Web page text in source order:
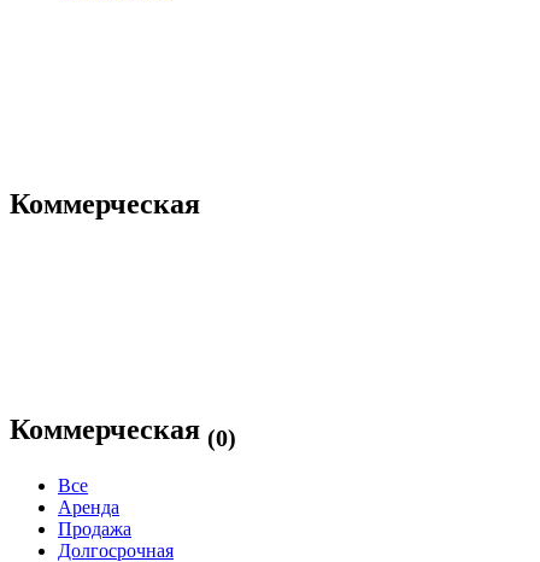
Коммерческая
Коммерческая (0)
Все
Аренда
Продажа
Долгосрочная